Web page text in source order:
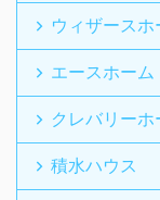
ウィザースホ
エースホーム
クレバリーホ
積水ハウス